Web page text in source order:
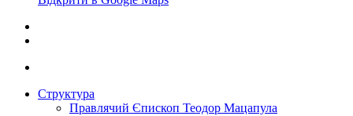
Структура
Правлячий Єпископ Теодор Мацапула